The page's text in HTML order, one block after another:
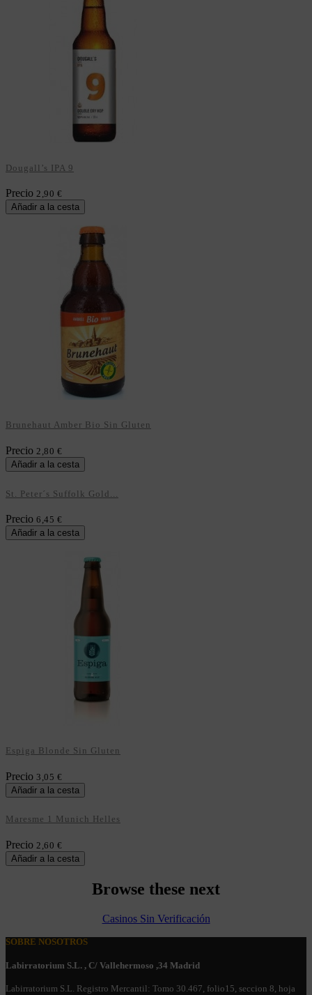
Dougall’s IPA 9
Precio 2,90 €
Añadir a la cesta
Brunehaut Amber Bio Sin Gluten
Precio 2,80 €
Añadir a la cesta
St. Peter´s Suffolk Gold...
Precio 6,45 €
Añadir a la cesta
Espiga Blonde Sin Gluten
Precio 3,05 €
Añadir a la cesta
Maresme 1 Munich Helles
Precio 2,60 €
Añadir a la cesta
Browse these next
Casinos Sin Verificación
SOBRE NOSOTROS
Labirratorium S.L. , C/ Vallehermoso ,34 Madrid
Labirratorium S.L. Registro Mercantil: Tomo 30.467, folio15, seccion 8, hoja